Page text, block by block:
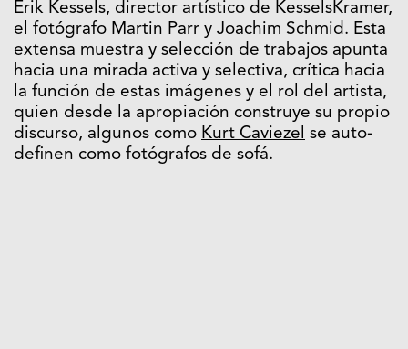
Erik Kessels, director artístico de KesselsKramer,
el fotógrafo Martin Parr y Joachim Schmid. Esta
extensa muestra y selección de trabajos apunta
hacia una mirada activa y selectiva, crítica hacia
la función de estas imágenes y el rol del artista,
quien desde la apropiación construye su propio
discurso, algunos como Kurt Caviezel se auto-
definen como fotógrafos de sofá.